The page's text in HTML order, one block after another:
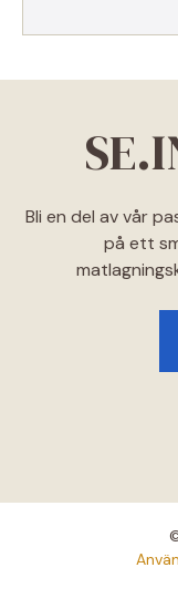
Bli en del av vår
på ett